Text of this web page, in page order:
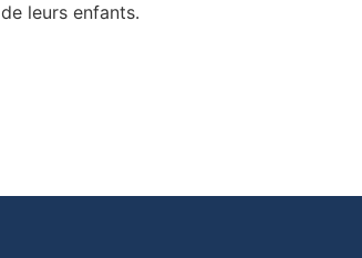
de leurs enfants.